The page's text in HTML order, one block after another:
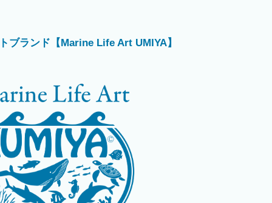
ブランド【Marine Life Art UMIYA】